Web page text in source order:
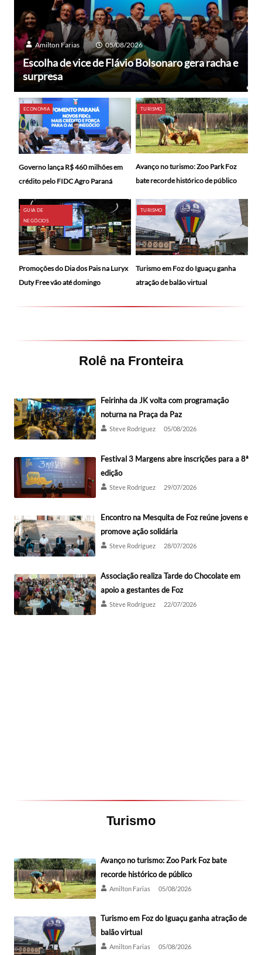
Amilton Farias 05/08/2026
Escolha de vice de Flávio Bolsonaro gera racha e
surpresa
ECONOMIA
Governo lança R$ 460 milhões em
crédito pelo FIDC Agro Paraná
TURISMO
Avanço no turismo: Zoo Park Foz
bate recorde histórico de público
GUIA DE
NEGÓCIOS
Promoções do Dia dos Pais na Luryx
Duty Free vão até domingo
TURISMO
Turismo em Foz do Iguaçu ganha
atração de balão virtual
Rolê na Fronteira
Feirinha da JK volta com programação
noturna na Praça da Paz
Steve Rodríguez 05/08/2026
Festival 3 Margens abre inscrições para a 8ª
edição
Steve Rodríguez 29/07/2026
Encontro na Mesquita de Foz reúne jovens e
promove ação solidária
Steve Rodríguez 28/07/2026
Associação realiza Tarde do Chocolate em
apoio a gestantes de Foz
Steve Rodríguez 22/07/2026
Turismo
Avanço no turismo: Zoo Park Foz bate
recorde histórico de público
Amilton Farias 05/08/2026
Turismo em Foz do Iguaçu ganha atração de
balão virtual
Amilton Farias 05/08/2026